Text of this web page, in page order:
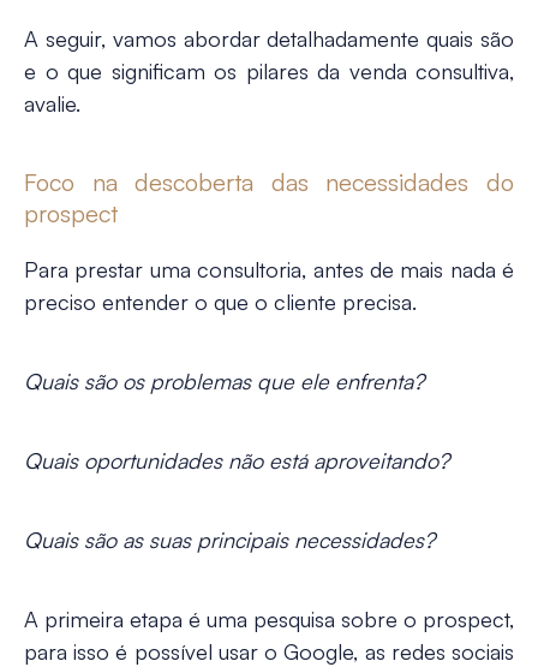
A seguir, vamos abordar detalhadamente quais são
e o que significam os pilares da venda consultiva,
avalie.
Foco na descoberta das necessidades do
prospect
Para prestar uma consultoria, antes de mais nada é
preciso entender o que o cliente precisa.
Quais são os problemas que ele enfrenta?
Quais oportunidades não está aproveitando?
Quais são as suas principais necessidades?
A primeira etapa é uma pesquisa sobre o prospect,
para isso é possível usar o Google, as redes sociais